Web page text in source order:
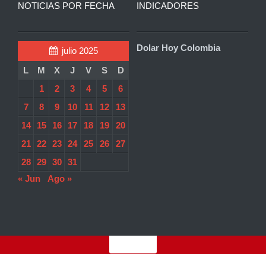
NOTICIAS POR FECHA
julio 2025
L
M X J V S
D
1
2 3 4 5
6
7
8 9 10 11 12
13
14
15 16 17 18 19
20
21
22 23 24 25 26
27
28
29 30
31
« Jun
Ago »
INDICADORES
Dolar Hoy Colombia